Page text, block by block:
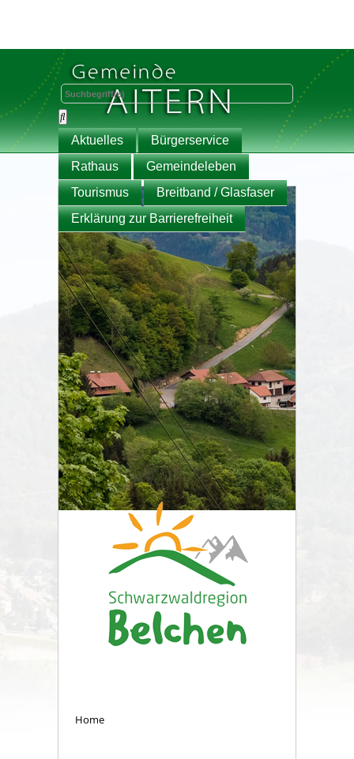
Aktuelles
Bürgerservice
Rathaus
Gemeindeleben
Tourismus
Breitband / Glasfaser
Erklärung zur Barrierefreiheit
Home